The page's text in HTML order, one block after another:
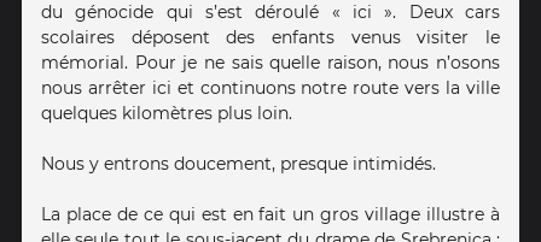
du génocide qui s’est déroulé « ici ». Deux cars
scolaires déposent des enfants venus visiter le
mémorial. Pour je ne sais quelle raison, nous n’osons
nous arrêter ici et continuons notre route vers la ville
quelques kilomètres plus loin.
Nous y entrons doucement, presque intimidés.
La place de ce qui est en fait un gros village illustre à